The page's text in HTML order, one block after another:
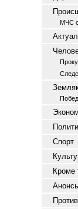
МЧС
Спорт
Кроме